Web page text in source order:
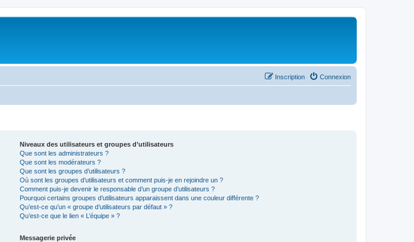
Connexion
Inscription
Niveaux des utilisateurs et groupes d’utilisateurs
Que sont les administrateurs ?
Que sont les modérateurs ?
Que sont les groupes d’utilisateurs ?
Où sont les groupes d’utilisateurs et comment puis-je en rejoindre un ?
Comment puis-je devenir le responsable d’un groupe d’utilisateurs ?
Pourquoi certains groupes d’utilisateurs apparaissent dans une couleur différente ?
Qu’est-ce qu’un « groupe d’utilisateurs par défaut » ?
Qu’est-ce que le lien « L’équipe » ?
Messagerie privée